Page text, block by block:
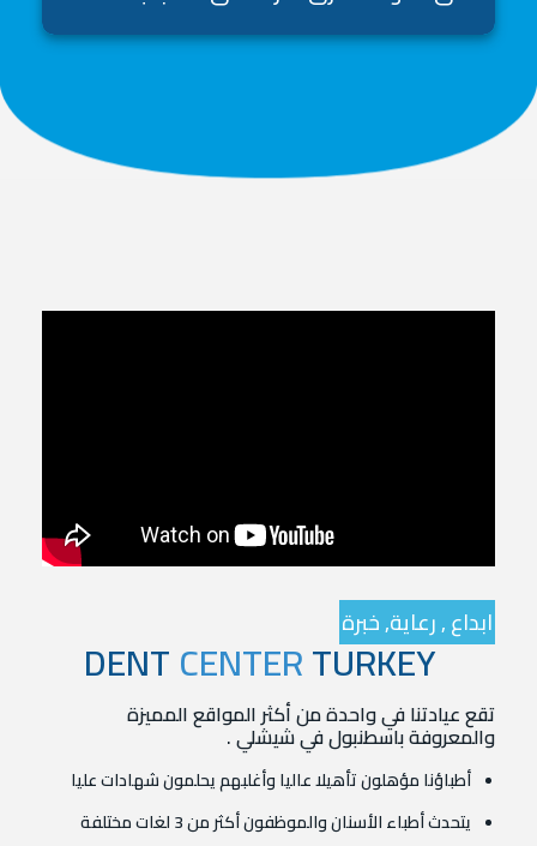
ابداع , رعاية, خبرة
DENT
CENTERTURKEY
تقع عيادتنا في واحدة من أكثر المواقع المميزة
والمعروفة باسطنبول في شيشلي .
أطباؤنا مؤهلون تأهيلا عاليا وأغلبهم يحلمون شهادات عليا
يتحدث أطباء الأسنان والموظفون أكثر من 3 لغات مختلفة